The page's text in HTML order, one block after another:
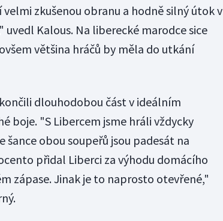
zkušenou obranu a hodně silný útok v
Kalous. Na liberecké marodce sice
většina hráčů by měla do utkání
dlouhodobou část v ideálním
boje. "S Libercem jsme hráli vždycky
šance obou soupeřů jsou padesát na
přidal Liberci za výhodu domácího
zápase. Jinak je to naprosto otevřené,"